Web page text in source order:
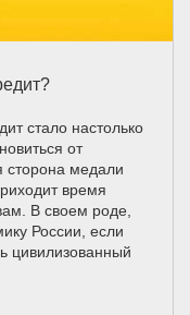
стало настолько
от
сторона медали
время
В своем роде,
России, если
цивилизованный